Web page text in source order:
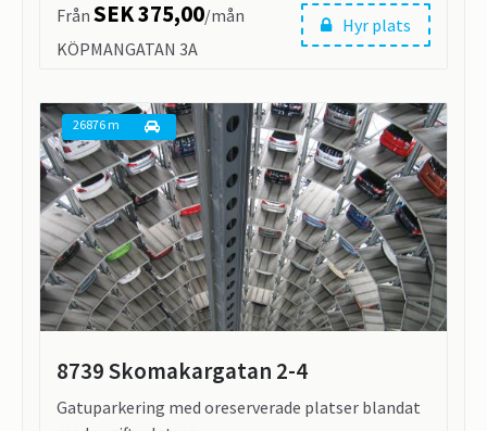
KÖPMANGATAN 3A
Hyr plats
Från SEK 375,00/mån
26876 m
8739 Skomakargatan 2-4
Gatuparkering med oreserverade platser blandat